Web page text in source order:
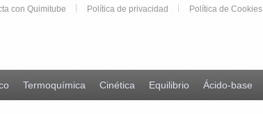
con Quimitube Política de privacidad Política de Cookies
Termoquímica Cinética Equilibrio Ácido-base